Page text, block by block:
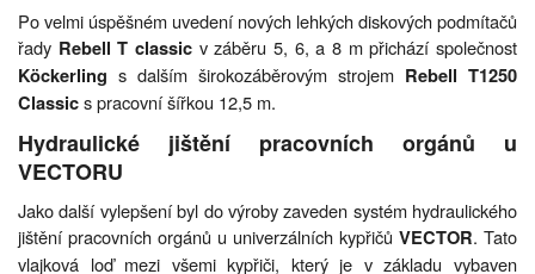
Po velmi úspěšném uvedení nových lehkých diskových podmítačů
řady Rebell T classic v záběru 5, 6, a 8 m přichází společnost
Köckerling s dalším širokozáběrovým strojem Rebell T1250
Classics pracovní šířkou 12,5 m.
Hydraulické jištění pracovních orgánů u
VECTORU
Jako další vylepšení byl do výroby zaveden systém hydraulického
jištění pracovních orgánů u univerzálních kypřičů VECTOR. Tato
vlajková loď mezi všemi kypřiči, který je v základu vybaven